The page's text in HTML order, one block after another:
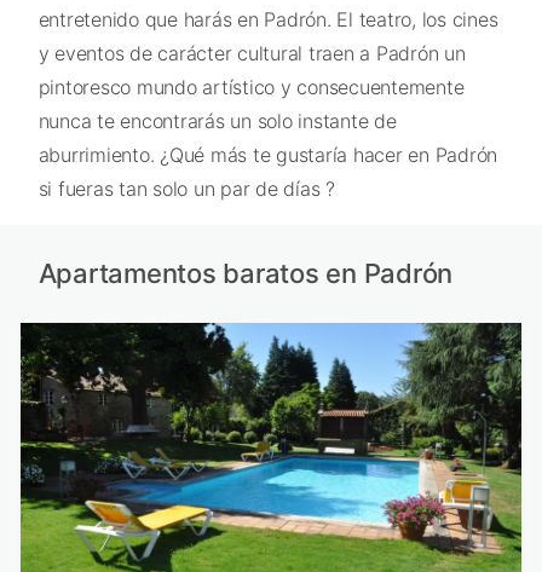
entretenido que harás en Padrón. El teatro, los cines
y eventos de carácter cultural traen a Padrón un
pintoresco mundo artístico y consecuentemente
nunca te encontrarás un solo instante de
aburrimiento. ¿Qué más te gustaría hacer en Padrón
si fueras tan solo un par de días ?
Apartamentos baratos en Padrón